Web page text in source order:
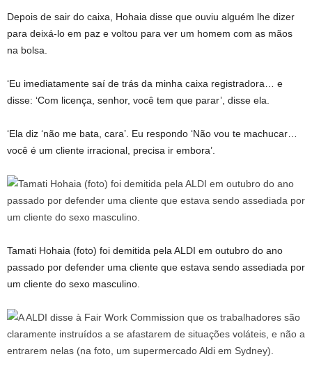
Depois de sair do caixa, Hohaia disse que ouviu alguém lhe dizer
para deixá-lo em paz e voltou para ver um homem com as mãos
na bolsa.
‘Eu imediatamente saí de trás da minha caixa registradora… e
disse: ‘Com licença, senhor, você tem que parar’, disse ela.
‘Ela diz ‘não me bata, cara’. Eu respondo ‘Não vou te machucar…
você é um cliente irracional, precisa ir embora’.
Tamati Hohaia (foto) foi demitida pela ALDI em outubro do ano
passado por defender uma cliente que estava sendo assediada por
um cliente do sexo masculino.